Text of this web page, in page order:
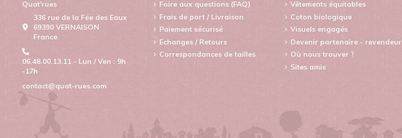
Quat'rues
336 rue de la Fée des Eaux
69390 VERNAISON
France
06.48.00.13.11 - Lun / Ven : 9h
-17h
contact@quat-rues.com
Foire aux questions (FAQ)
Frais de port / Livraison
Paiement sécurisé
Echanges / Retours
Correspondances de tailles
Vêtements équitables
Coton biologique
Visuels engagés
Devenir partenaire - revendeur
Où nous trouver ?
Sites amis